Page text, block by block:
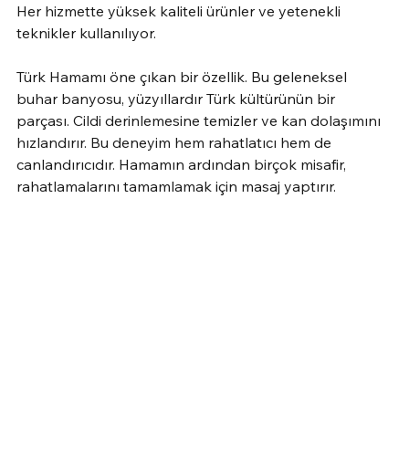
Her hizmette yüksek kaliteli ürünler ve yetenekli
teknikler kullanılıyor.
Türk Hamamı öne çıkan bir özellik. Bu geleneksel
buhar banyosu, yüzyıllardır Türk kültürünün bir
parçası. Cildi derinlemesine temizler ve kan dolaşımını
hızlandırır. Bu deneyim hem rahatlatıcı hem de
canlandırıcıdır. Hamamın ardından birçok misafir,
rahatlamalarını tamamlamak için masaj yaptırır.